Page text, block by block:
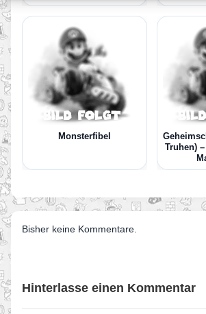
Monsterfibel
Truhen)
Bisher keine Kommentare.
Hinterlasse einen Kommentar